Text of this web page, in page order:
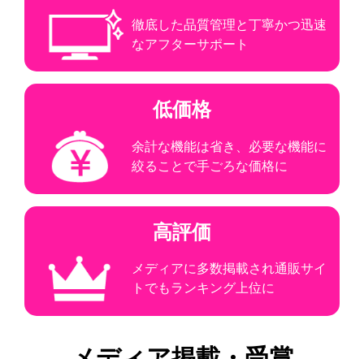
徹底した品質管理と丁寧かつ迅速
なアフターサポート
低価格
余計な機能は省き、必要な機能に
絞ることで手ごろな価格に
高評価
メディアに多数掲載され通販サイ
トでもランキング上位に